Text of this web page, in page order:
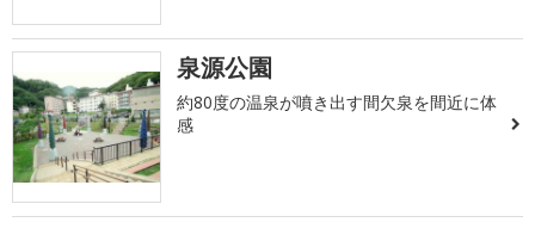
泉源公園
約80度の温泉が噴き出す間欠泉を間近に体
感